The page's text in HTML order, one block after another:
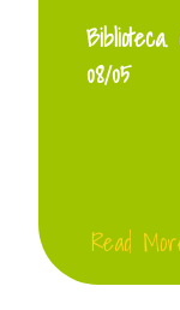
08/05
Read